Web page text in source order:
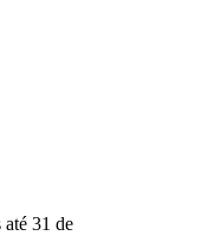
até 31 de